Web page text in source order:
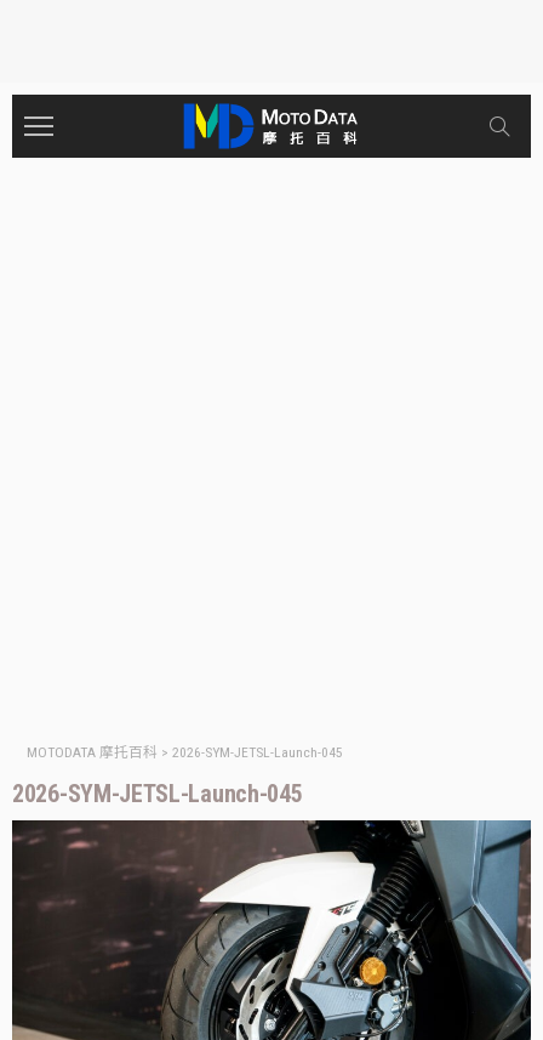
MOTODATA 摩托百科 > 2026-SYM-JETSL-Launch-045
2026-SYM-JETSL-Launch-045